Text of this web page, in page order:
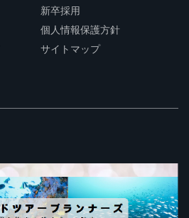
新卒採用
個人情報保護方針
サイトマップ